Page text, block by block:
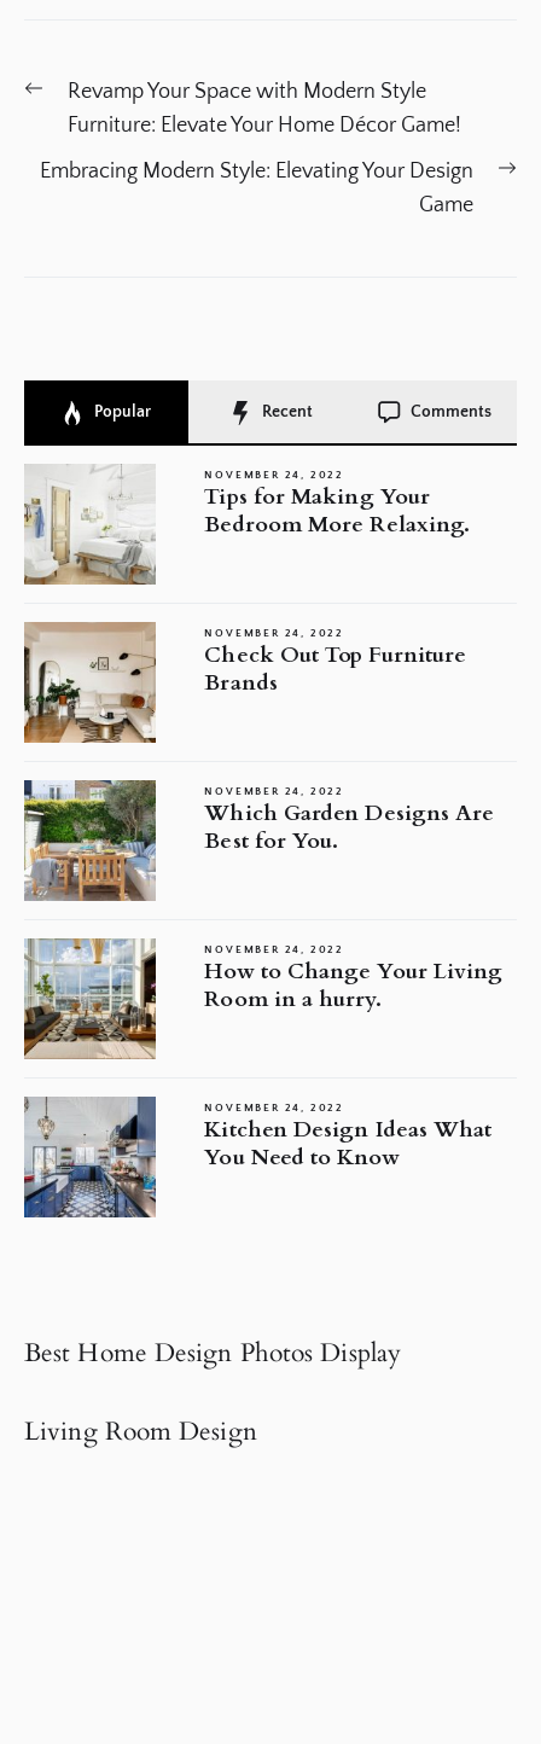
Post
navigation
PreviousRevamp Your Space with Modern Style
Furniture: Elevate Your Home Décor Game!
Embracing Modern Style: Elevating Your Design
Game
Popular Recent Comments
NOVEMBER 24, 2022
Tips for Making Your
Bedroom More Relaxing.
NOVEMBER 24, 2022
Check Out Top Furniture
Brands
NOVEMBER 24, 2022
Which Garden Designs Are
Best for You.
NOVEMBER 24, 2022
How to Change Your Living
Room in a hurry.
NOVEMBER 24, 2022
Kitchen Design Ideas What
You Need to Know
Best Home Design Photos Display
Living Room Design